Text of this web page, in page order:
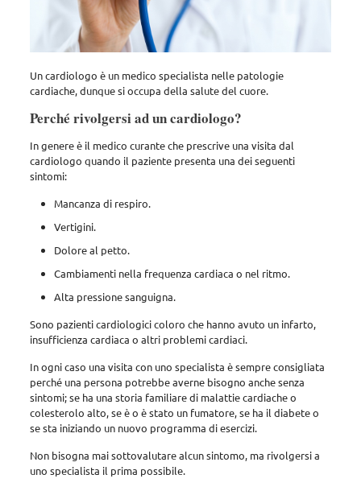
Un cardiologo è un medico specialista nelle patologie
cardiache, dunque si occupa della salute del cuore.
Perché rivolgersi ad un cardiologo?
In genere è il medico curante che prescrive una visita dal
cardiologo quando il paziente presenta una dei seguenti
sintomi:
Mancanza di respiro.
Vertigini.
Dolore al petto.
Cambiamenti nella frequenza cardiaca o nel ritmo.
Alta pressione sanguigna.
Sono pazienti cardiologici coloro che hanno avuto un infarto,
insufficienza cardiaca o altri problemi cardiaci.
In ogni caso una visita con uno specialista è sempre consigliata
perché una persona potrebbe averne bisogno anche senza
sintomi; se ha una storia familiare di malattie cardiache o
colesterolo alto, se è o è stato un fumatore, se ha il diabete o
se sta iniziando un nuovo programma di esercizi.
Non bisogna mai sottovalutare alcun sintomo, ma rivolgersi a
uno specialista il prima possibile.